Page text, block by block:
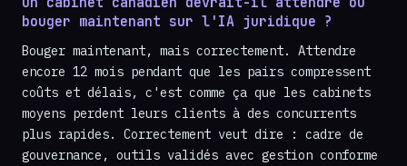
bouger maintenant sur l'IA juridique ?
Bouger maintenant, mais correctement. Attendre
encore 12 mois pendant que les pairs compressent
coûts et délais, c'est comme ça que les cabinets
moyens perdent leurs clients à des concurrents
plus rapides. Correctement veut dire : cadre de
gouvernance, outils validés avec gestion conforme